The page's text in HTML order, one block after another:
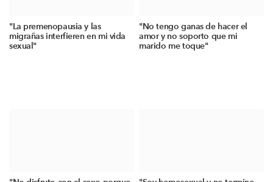
"La premenopausia y las
migrañas interfieren en mi vida
sexual"
"No tengo ganas de hacer el
amor y no soporto que mi
marido me toque"